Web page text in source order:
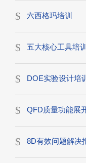
六西格玛培训
五大核心工具培训
DOE实验设计培
QFD质量功能展
8D有效问题解决